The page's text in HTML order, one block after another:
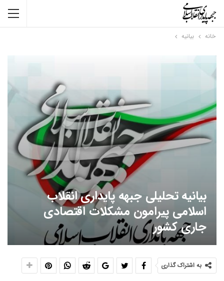
خانه بیانیه
بیانیه تحلیلی جبهه پایداری انقلاب
اسلامی پیرامون مشکلات اقتصادی
جاری کشور
به اشتراک گذاری